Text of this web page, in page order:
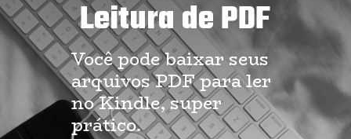
Leitura de PDF
Você pode baixar seus
arquivos PDF para ler
no Kindle, super
prático.